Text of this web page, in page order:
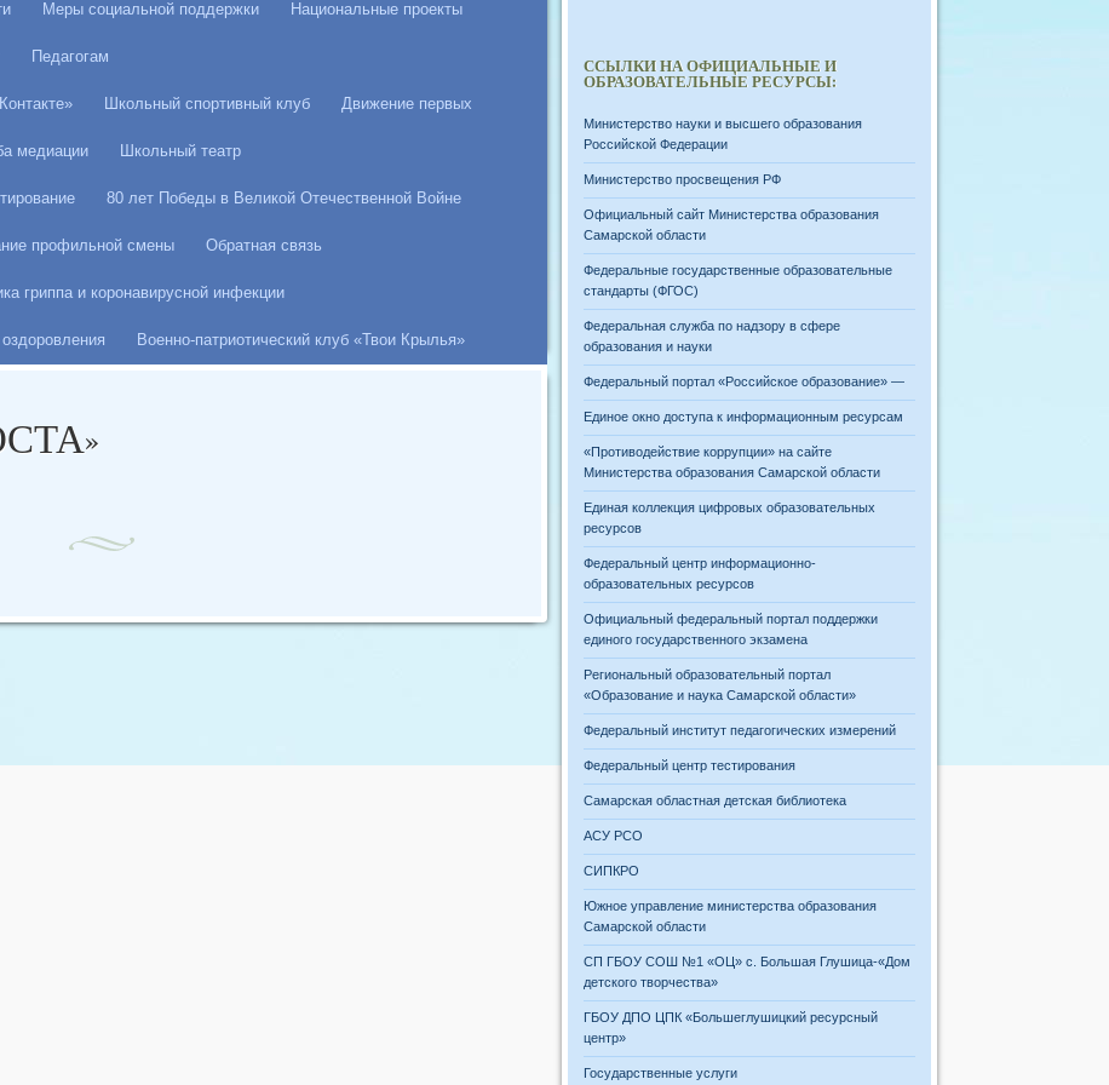
Меры социальной поддержки Национальные проекты
Педагогам
Школьный спортивный клуб Движение первых
медиации Школьный театр
80 лет Победы в Великой Отечественной Войне
профильной смены Обратная связь
гриппа и коронавирусной инфекции
Военно-патриотический клуб «Твои Крылья»
ССЫЛКИ НА ОФИЦИАЛЬНЫЕ И
ОБРАЗОВАТЕЛЬНЫЕ РЕСУРСЫ:
Министерство науки и высшего образования
Российской Федерации
Министерство просвещения РФ
Официальный сайт Министерства образования
Самарской области
Федеральные государственные образовательные
стандарты (ФГОС)
Федеральная служба по надзору в сфере
образования и науки
Федеральный портал «Российское образование» —
Единое окно доступа к информационным ресурсам
«Противодействие коррупции» на сайте
Министерства образования Самарской области
Единая коллекция цифровых образовательных
ресурсов
Федеральный центр информационно-
образовательных ресурсов
Официальный федеральный портал поддержки
единого государственного экзамена
Региональный образовательный портал
«Образование и наука Самарской области»
Федеральный институт педагогических измерений
Федеральный центр тестирования
Самарская областная детская библиотека
АСУ РСО
СИПКРО
Южное управление министерства образования
Самарской области
СП ГБОУ СОШ №1 «ОЦ» с. Большая Глушица-«Дом
детского творчества»
ГБОУ ДПО ЦПК «Большеглушицкий ресурсный
центр»
Государственные услуги